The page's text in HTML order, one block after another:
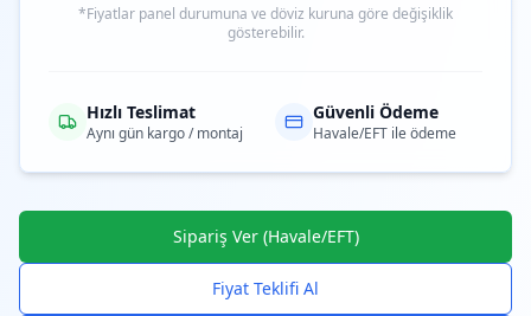
*Fiyatlar panel durumuna ve döviz kuruna göre değişiklik
gösterebilir.
Hızlı Teslimat
Aynı gün kargo / montaj
Güvenli Ödeme
Havale/EFT ile ödeme
Sipariş Ver (Havale/EFT)
Fiyat Teklifi Al